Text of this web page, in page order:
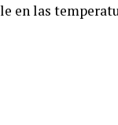
en las